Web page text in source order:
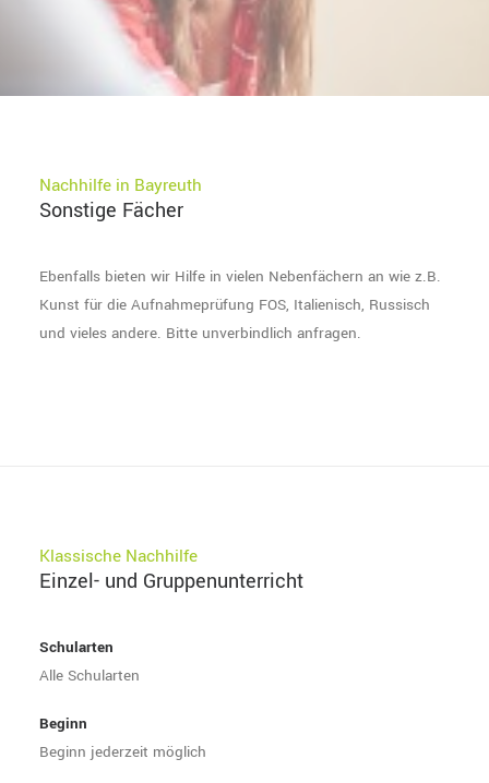
PROBEUNTERRICHT
Nachhilfe in Bayreuth
Sonstige Fächer
Ebenfalls bieten wir Hilfe in vielen Nebenfächern an wie z.B.
Kunst für die Aufnahmeprüfung FOS, Italienisch, Russisch
und vieles andere. Bitte unverbindlich anfragen.
Klassische Nachhilfe
Einzel- und Gruppenunterricht
Schularten
Alle Schularten
Beginn
Beginn jederzeit möglich